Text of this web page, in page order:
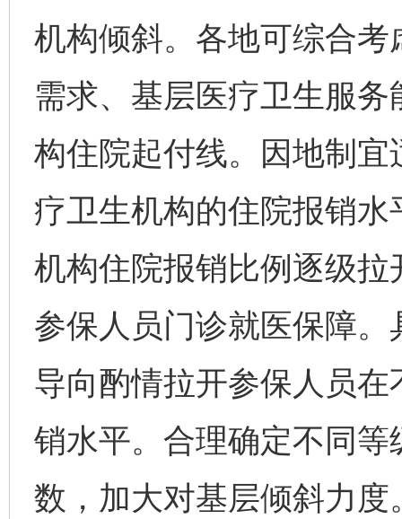
机构倾斜。各地可综合
需求、基层医疗卫生服
构住院起付线。因地制
疗卫生机构的住院报销
机构住院报销比例逐级
参保人员门诊就医保障
导向酌情拉开参保人员
销水平。合理确定不同
数，加大对基层倾斜力度